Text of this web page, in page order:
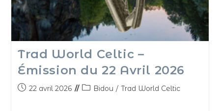
Trad World Celtic –
Émission du 22 Avril 2026
22 avril 2026 Bidou / Trad World Celtic